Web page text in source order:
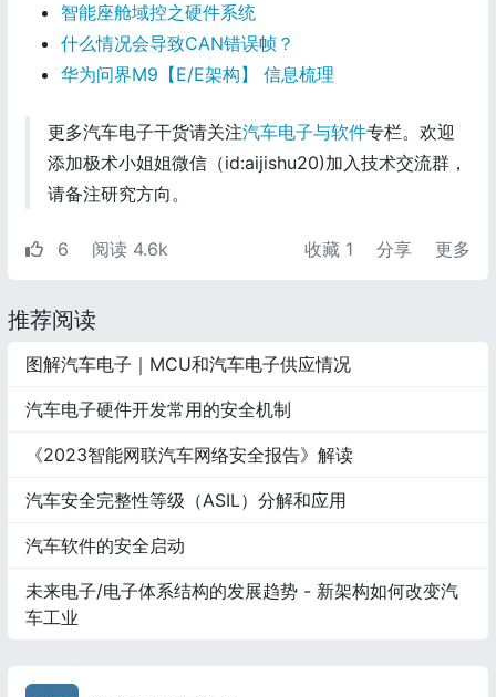
智能座舱域控之硬件系统
什么情况会导致CAN错误帧？
华为问界M9【E/E架构】 信息梳理
更多汽车电子干货请关注汽车电子与软件专栏。欢迎
添加极术小姐姐微信（id:aijishu20)加入技术交流群，
请备注研究方向。
6 阅读 4.6k 收藏 1 分享 更多
推荐阅读
图解汽车电子｜MCU和汽车电子供应情况
汽车电子硬件开发常用的安全机制
《2023智能网联汽车网络安全报告》解读
汽车安全完整性等级（ASIL）分解和应用
汽车软件的安全启动
未来电子/电子体系结构的发展趋势 - 新架构如何改变汽
车工业